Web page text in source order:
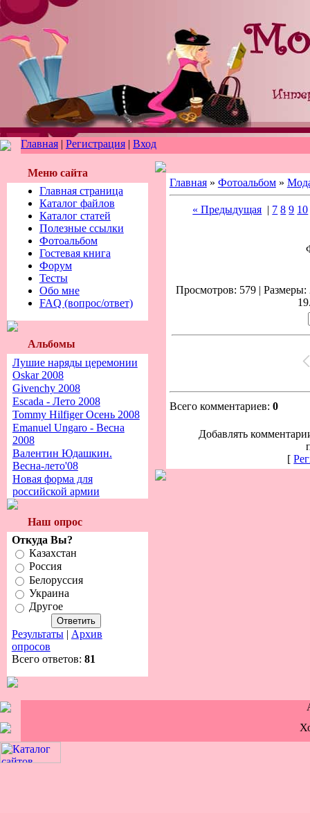
Главная | Регистрация | Вход
Меню сайта
Главная страница
Каталог файлов
Каталог статей
Полезные ссылки
Фотоальбом
Гостевая книга
Форум
Тесты
Обо мне
FAQ (вопрос/ответ)
Альбомы
Лушие наряды церемонии
Oskar 2008
Givenchy 2008
Escada - Лето 2008
Tommy Hilfiger Осень 2008
Emanuel Ungaro - Весна
2008
Валентин Юдашкин.
Весна-лето'08
Новая форма для
российской армии
Наш опрос
Откуда Вы?
Казахстан
Россия
Белоруссия
Украина
Другое
Результаты| Архив
опросов
Всего ответов: 81
Главная» Фотоальбом»
« Предыдущая | 7 8 9 10
Просмотров: 579 |
Всего комментариев: 0
Добавлять
[